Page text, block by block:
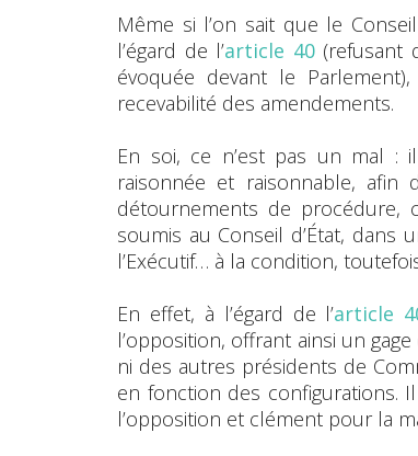
Même si l’on sait que le
l’égard de l’article 40(refusant
évoquée devant le
recevabilité des amendements.
En soi, ce n’est pas un mal :
raisonnée et raisonnable, afin
détournements de procédure,
soumis au Conseil d’État, dans
l’Exécutif… à la condition,
En effet, à l’égard de l’article
l’opposition, offrant ainsi un
ni des autres présidents de
en fonction des configurations.
l’opposition et clément pour la